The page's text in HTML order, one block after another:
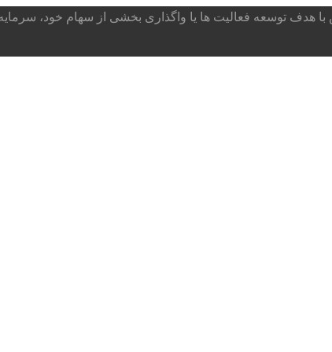
با هدف توسعه فعالیت ها یا واگذاری بخشی از سهام خود، سرمایه